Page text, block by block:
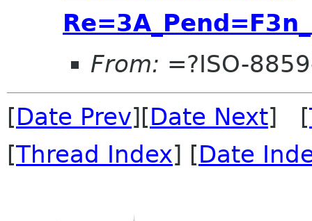
From: =?ISO-
[Date Prev][Date Next] [
[Thread Index] [Date